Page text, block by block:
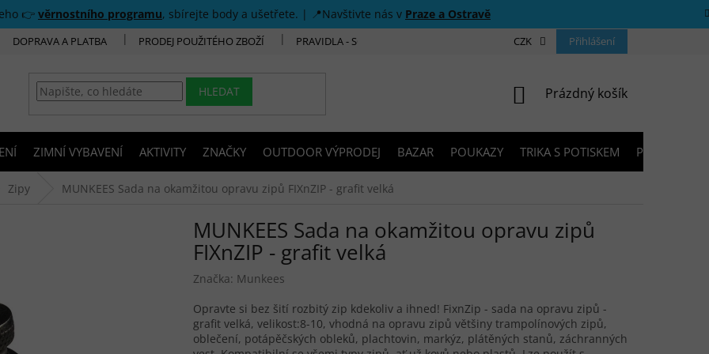
👉 věrnostního programu, sbírejte body a ušetřete. | 📍Navštivte nás v Praze a Ostravě
DOPRAVA A PLATBA PRODEJ POUŽITÉHO ZBOŽÍ PRAVIDLA - SOUTĚŽE PRODEJNY KONTAKTY
CZK Přihlášení
HLEDAT NÁKUPNÍ KOŠÍK
Prázdný košík
ZIMNÍ VYBAVENÍ AKTIVITY ZNAČKY OUTDOOR VÝPRODEJ BAZAR POUKAZY TRIKA S POTISKEM PŮJČOVNA
Zipy MUNKEES Sada na okamžitou opravu zipů FIXnZIP - grafit velká
MUNKEES Sada na okamžitou opravu zipů
FIXnZIP - grafit velká
Značka: Munkees
Opravte si bez šití rozbitý zip kdekoliv a ihned! FixnZip - sada na opravu zipů -
grafit velká, velikost:8-10, vhodná na opravu zipů většiny trampolínových zipů,
oblečení, potápěčských obleků, plachtovin, markýz, plátěných stanů, záchranných